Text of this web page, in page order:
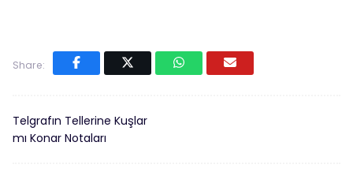
Share:
Telgrafın Tellerine Kuşlar
mı Konar Notaları